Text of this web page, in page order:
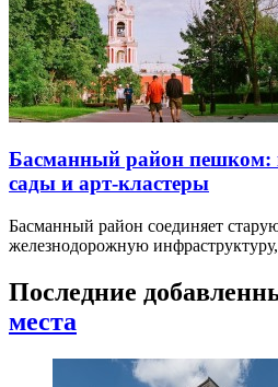
Басманный район пешком:
сады и арт-кластеры
Басманный район соединяет
железнодорожную
Последние
места